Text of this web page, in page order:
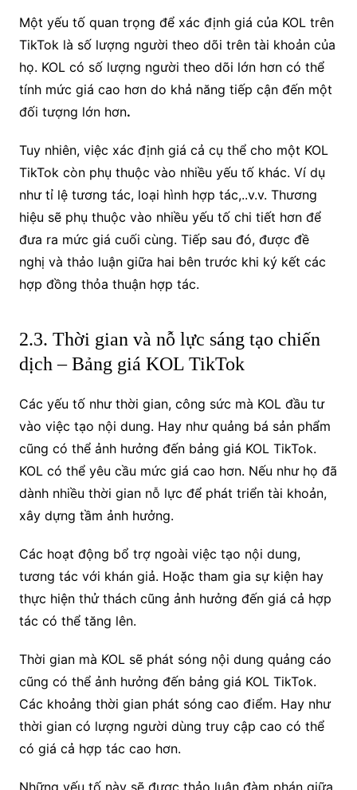
Một yếu tố quan trọng để xác định giá của KOL trên
TikTok là số lượng người theo dõi trên tài khoản của
họ. KOL có số lượng người theo dõi lớn hơn có thể
tính mức giá cao hơn do khả năng tiếp cận đến một
đối tượng lớn hơn.
Tuy nhiên, việc xác định giá cả cụ thể cho một KOL
TikTok còn phụ thuộc vào nhiều yếu tố khác. Ví dụ
như tỉ lệ tương tác, loại hình hợp tác,..v.v. Thương
hiệu sẽ phụ thuộc vào nhiều yếu tố chi tiết hơn để
đưa ra mức giá cuối cùng. Tiếp sau đó, được đề
nghị và thảo luận giữa hai bên trước khi ký kết các
hợp đồng thỏa thuận hợp tác.
2.3. Thời gian và nỗ lực sáng tạo chiến
dịch – Bảng giá KOL TikTok
Các yếu tố như thời gian, công sức mà KOL đầu tư
vào việc tạo nội dung. Hay như quảng bá sản phẩm
cũng có thể ảnh hưởng đến bảng giá KOL TikTok.
KOL có thể yêu cầu mức giá cao hơn. Nếu như họ đã
dành nhiều thời gian nỗ lực để phát triển tài khoản,
xây dựng tầm ảnh hưởng.
Các hoạt động bổ trợ ngoài việc tạo nội dung,
tương tác với khán giả. Hoặc tham gia sự kiện hay
thực hiện thử thách cũng ảnh hưởng đến giá cả hợp
tác có thể tăng lên.
Thời gian mà KOL sẽ phát sóng nội dung quảng cáo
cũng có thể ảnh hưởng đến bảng giá KOL TikTok.
Các khoảng thời gian phát sóng cao điểm. Hay như
thời gian có lượng người dùng truy cập cao có thể
có giá cả hợp tác cao hơn.
Những yếu tố này sẽ được thảo luận đàm phán giữa